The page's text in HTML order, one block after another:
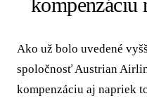
kompenzáciu
Ako už bolo uvedené
spoločnosť Austrian
kompenzáciu aj napriek